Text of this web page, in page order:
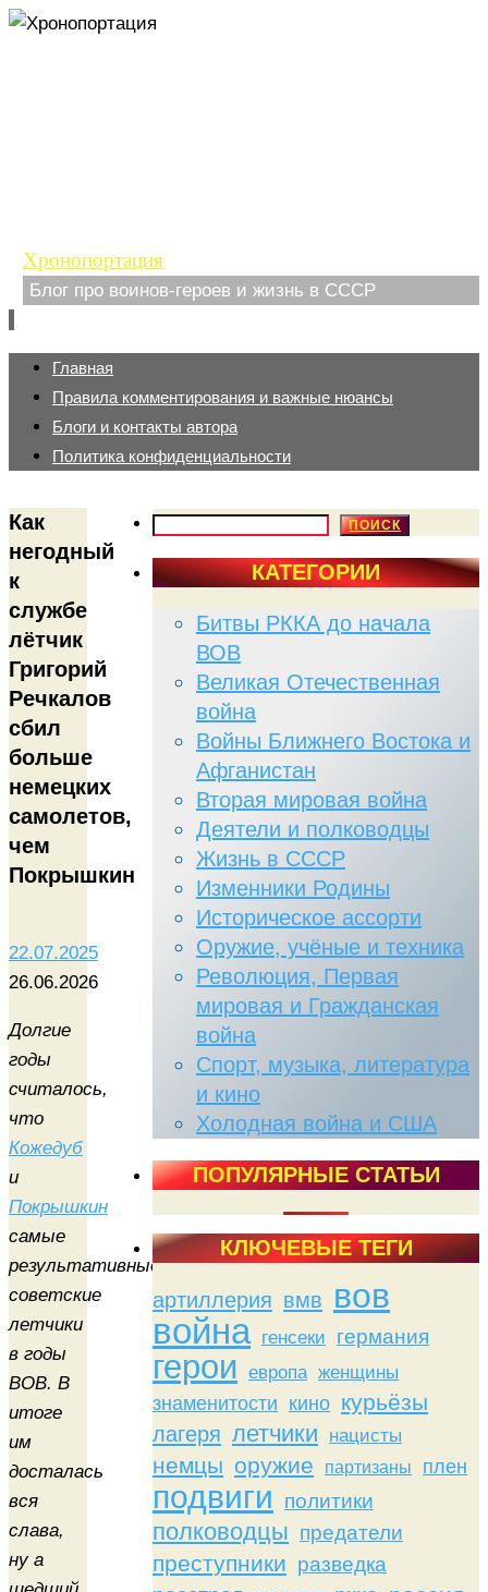
Хронопортация
Блог про воинов-героев и жизнь в СССР
Перейти
содержимому
Главная
Правила комментирования и важные нюансы
Блоги и контакты автора
Политика конфиденциальности
Как
негодный
к
службе
лётчик
Григорий
Речкалов
сбил
больше
немецких
самолетов,
чем
Покрышкин
22.07.2025
26.06.2026
Долгие
годы
считалось,
что
Кожедуб
и
Покрышкин
самые
результативные
советские
летчики
в годы
ВОВ. В
итоге
им
досталась
вся
слава,
ну а
ПОИСК
КАТЕГОРИИ
Битвы РККА до начала
ВОВ
Великая Отечественная
война
Войны Ближнего Востока и
Афганистан
Вторая мировая война
Деятели и полководцы
Жизнь в СССР
Изменники Родины
Историческое ассорти
Оружие, учёные и техника
Революция, Первая
мировая и Гражданская
война
Спорт, музыка, литература
и кино
Холодная война и США
ПОПУЛЯРНЫЕ СТАТЬИ
КЛЮЧЕВЫЕ ТЕГИ
артиллерия вмв вов
война генсеки германия
герои европа женщины
знаменитости кино курьёзы
лагеря летчики нацисты
немцы оружие партизаны плен
подвиги политики
полководцы предатели
преступники разведка